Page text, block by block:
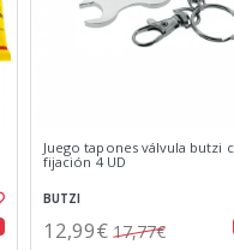
Juego tapones válvula butzi
fijación 4 UD
BUTZI
12,99€ 17,77€